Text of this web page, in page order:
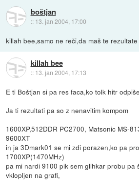
boštjan
:: 13. jan 2004, 17:00
killah bee,samo ne reči,da maš te
killah bee
:: 13. jan 2004, 17:13
E ti Boštjan si pa res faca,ko tolk hitr
Ja ti rezultati pa so z nenavitim kompom
1600XP,512DDR PC2700, Matsonic MS-
9600XT
in ja 3Dmark01 se mi zdi porazen,ko pa
1700XP(1470MHz)
pa mi nardi 9100 pik sem glihkar probu pa
vklopljen na grafi,